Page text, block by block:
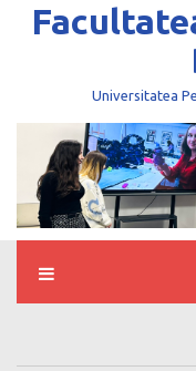
Universitatea